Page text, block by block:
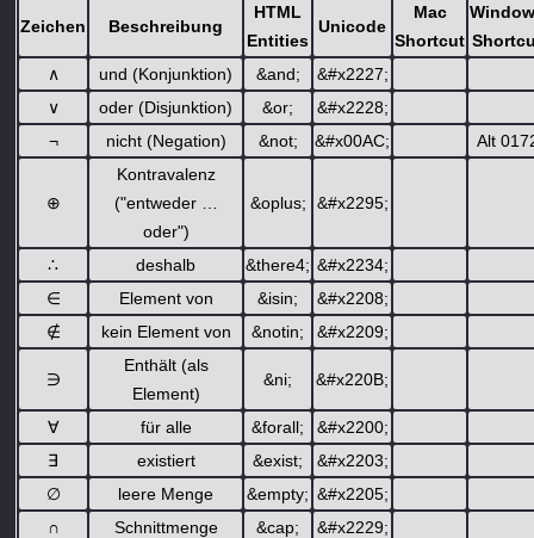
Zeichen Beschreibung
HTML
Entities
Unicode
Mac
Shortcut
∧
und (Konjunktion) &and;
&#x2227;
∨
oder (Disjunktion) &or;
&#x2228;
¬
nicht (Negation) &not; &#x00AC; Alt
⊕
Kontravalenz
("entweder …
oder")
&oplus; &#x2295;
∴ deshalb &there4; &#x2234;
∈
Element von &isin;
&#x2208;
∉
kein Element von &notin; &#x2209;
∋
Enthält (als
Element)
&ni; &#x220B;
∀ für alle &forall;
&#x2200;
∃
existiert &exist;
&#x2203;
∅
leere Menge &empty; &#x2205;
∩
Schnittmenge &cap;
&#x2229;